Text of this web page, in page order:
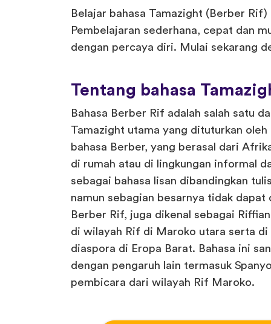
Belajar bahasa Tamazight (Berber
Pembelajaran sederhana, cepat dan
dengan percaya diri. Mulai sekarang
Tentang bahasa
Bahasa Berber Rif adalah salah satu
Tamazight utama yang dituturkan
bahasa Berber, yang berasal dari
di rumah atau di lingkungan informal
sebagai bahasa lisan dibandingkan
namun sebagian besarnya tidak dapat
Berber Rif, juga dikenal sebagai
di wilayah Rif di Maroko utara serta
diaspora di Eropa Barat. Bahasa ini
dengan pengaruh lain termasuk
pembicara dari wilayah Rif Maroko.